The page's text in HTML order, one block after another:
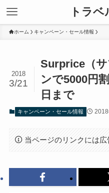
トラ
ホーム キャンペーン・セール情報
Surprice（
ンで5000円
日まで
2018
3/21
キャンペーン・セール情報 2018
当ページのリンクには広